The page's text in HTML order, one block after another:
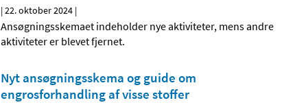
|22. oktober 2024 |
Ansøgningsskemaet indeholder nye aktiviteter, mens andre
aktiviteter er blevet fjernet.
Nyt ansøgningsskema og guide om
engrosforhandling af visse stoffer